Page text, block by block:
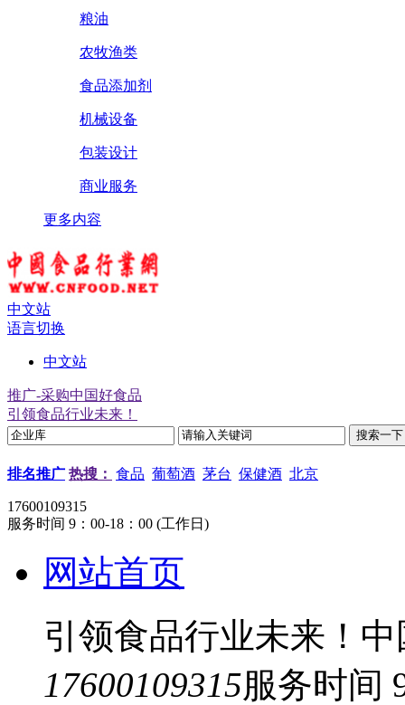
粮油
农牧渔类
食品添加剂
机械设备
包装设计
商业服务
更多内容
中文站
语言切换
中文站
推广-采购中国好食品
引领食品行业未来！
排名推广 热搜： 食品 葡萄酒 茅台 保健酒 北京
17600109315
服务时间 9：00-18：00 (工作日)
网站首页
引领食品行业未来！
17600109315服务时间